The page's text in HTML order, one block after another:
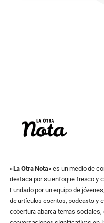
«La Otra Nota» es un medio de
destaca por su enfoque fresco y
Fundado por un equipo de
de artículos escritos, podcasts y
cobertura abarca temas